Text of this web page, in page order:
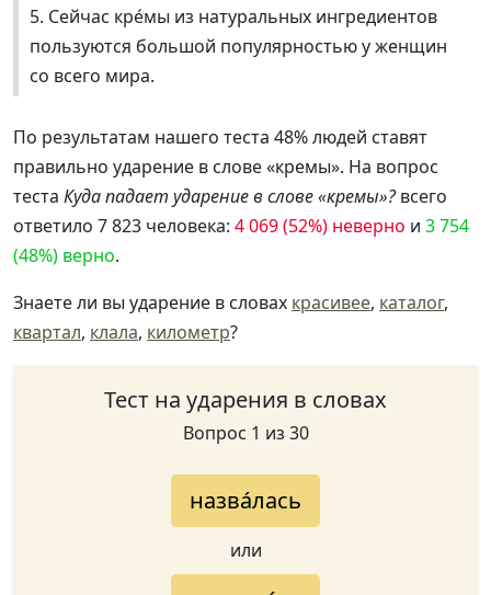
5. Сейчас кре́мы из натуральных ингредиентов
пользуются большой популярностью у женщин
со всего мира.
По результатам нашего теста 48% людей ставят
правильно ударение в слове «кремы». На вопрос
теста Куда падает ударение в слове «кремы»?всего
ответило 7 823 человека: 4 069 (52%) неверно и 3 754
(48%) верно.
Знаете ли вы ударение в словах красивее, каталог,
квартал, клала, километр?
Тест на ударения в словах
Вопрос 1 из 30
назва́лась
или